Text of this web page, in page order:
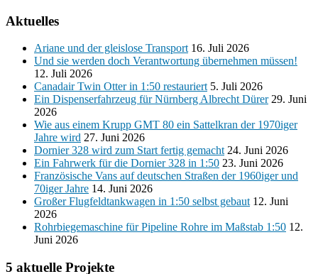
Aktuelles
Ariane und der gleislose Transport 16. Juli 2026
Und sie werden doch Verantwortung übernehmen müssen!
12. Juli 2026
Canadair Twin Otter in 1:50 restauriert 5. Juli 2026
Ein Dispenserfahrzeug für Nürnberg Albrecht Dürer 29. Juni
2026
Wie aus einem Krupp GMT 80 ein Sattelkran der 1970iger
Jahre wird 27. Juni 2026
Dornier 328 wird zum Start fertig gemacht 24. Juni 2026
Ein Fahrwerk für die Dornier 328 in 1:50 23. Juni 2026
Französische Vans auf deutschen Straßen der 1960iger und
70iger Jahre 14. Juni 2026
Großer Flugfeldtankwagen in 1:50 selbst gebaut 12. Juni
2026
Rohrbiegemaschine für Pipeline Rohre im Maßstab 1:50 12.
Juni 2026
5 aktuelle Projekte